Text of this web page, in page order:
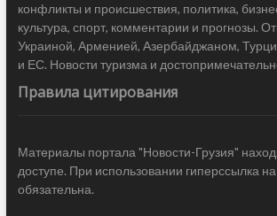
конфликты и происшествия, политика,
культура, спорт, комментарии и прогнозы.
Украиной, Арменией, Азербайджаном,
и ЕС. Новости туризма и
Правила цитирования
Материалы портала "Новости-Грузия"
доступе. При использовании гиперссылка
обязательна.